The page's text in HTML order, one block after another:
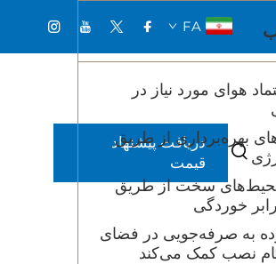
FA
دریافت پیشنهاد
قیمت
هوای مورد نیاز در
بهره‌برداری از طریق
سخت از طریق
خوردگی
به صرفه‌جویی در فضای
نصب کمک می‌کند